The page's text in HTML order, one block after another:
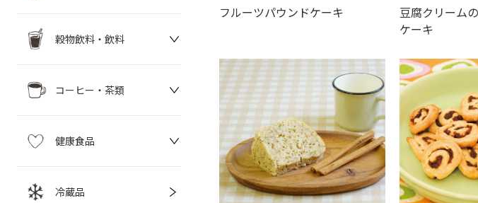
穀物飲料・飲料
コーヒー・茶類
健康食品
冷蔵品
フルーツパウンドケーキ
豆腐クリーム
ケーキ